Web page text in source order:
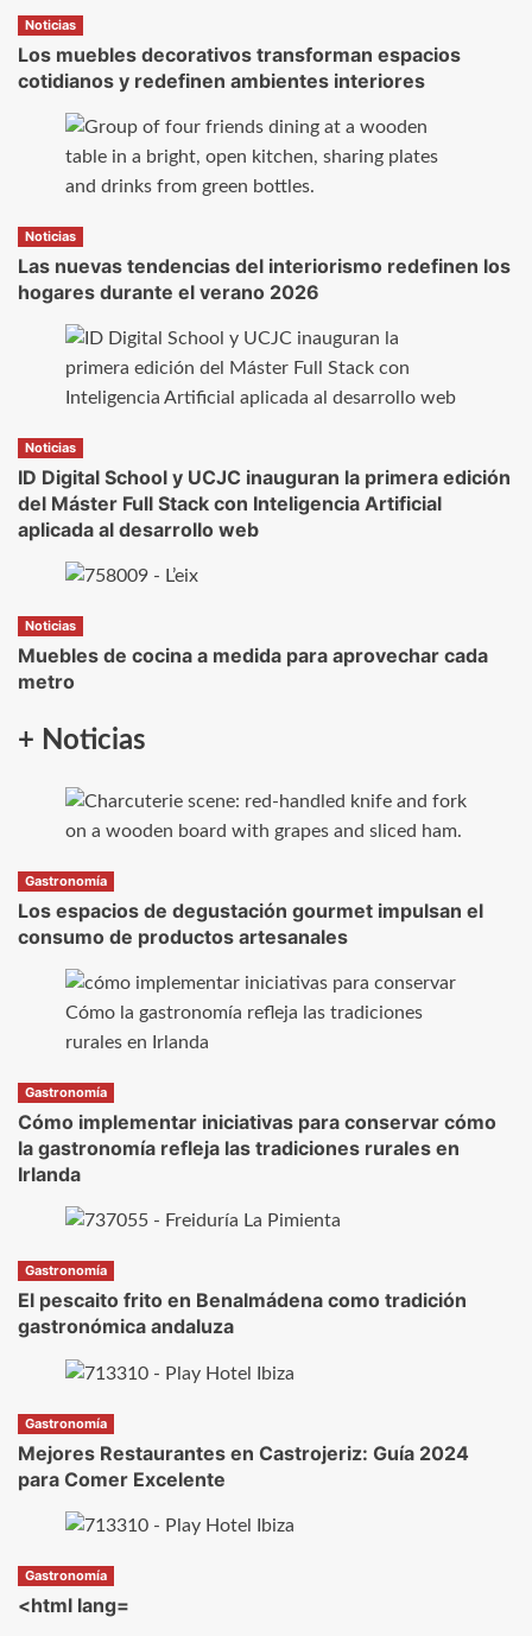
Noticias
Los muebles decorativos transforman espacios
cotidianos y redefinen ambientes interiores
Noticias
Las nuevas tendencias del interiorismo redefinen los
hogares durante el verano 2026
Noticias
ID Digital School y UCJC inauguran la primera edición
del Máster Full Stack con Inteligencia Artificial
aplicada al desarrollo web
Noticias
Muebles de cocina a medida para aprovechar cada
metro
+ Noticias
Gastronomía
Los espacios de degustación gourmet impulsan el
consumo de productos artesanales
Gastronomía
Cómo implementar iniciativas para conservar cómo
la gastronomía refleja las tradiciones rurales en
Irlanda
Gastronomía
El pescaito frito en Benalmádena como tradición
gastronómica andaluza
Gastronomía
Mejores Restaurantes en Castrojeriz: Guía 2024
para Comer Excelente
Gastronomía
<html lang=